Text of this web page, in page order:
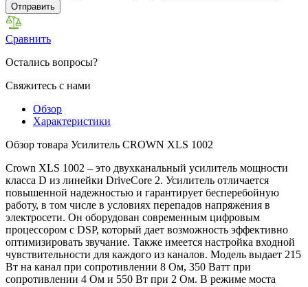
Отправить
Сравнить
Остались вопросы?
Свяжитесь с нами
Обзор
Характеристики
Обзор товара Усилитель CROWN XLS 1002
Crown XLS 1002 – это двухканальный усилитель мощности
класса D из линейки DriveCore 2. Усилитель отличается
повышенной надежностью и гарантирует бесперебойную
работу, в том числе в условиях перепадов напряжения в
электросети. Он оборудован современным цифровым
процессором с DSP, который дает возможность эффективно
оптимизировать звучание. Также имеется настройка входной
чувствительности для каждого из каналов. Модель выдает 215
Вт на канал при сопротивлении 8 Ом, 350 Ватт при
сопротивлении 4 Ом и 550 Вт при 2 Ом. В режиме моста